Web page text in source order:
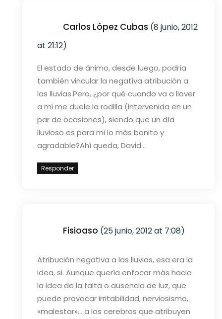
Carlos López Cubas (8 junio, 2012
at 21:12)
El estado de ánimo, desde luego, podría
también vincular la negativa atribución a
las lluvias.Pero, ¿por qué cuando va a llover
a mi me duele la rodilla (intervenida en un
par de ocasiones), siendo que un día
lluvioso es para mi lo más bonito y
agradable?Ahí queda, David…
Responder
Fisioaso (25 junio, 2012 at 7:08)
Atribución negativa a las lluvias, esa era la
idea, si. Aunque quería enfocar más hacia
la idea de la falta o ausencia de luz, que
puede provocar irritabilidad, nerviosismo,
«malestar»… a los cerebros que atribuyen